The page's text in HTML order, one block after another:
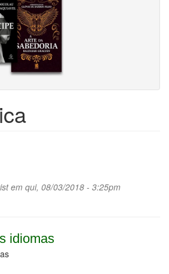
em qui, 08/03/2018 - 3:25pm
idiomas